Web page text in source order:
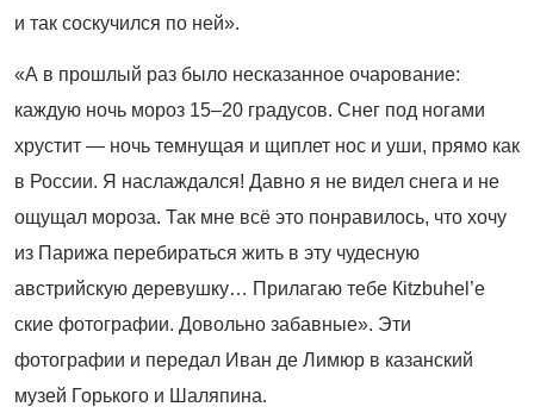
и так соскучился по ней».
«А в прошлый раз было несказанное очарование:
каждую ночь мороз 15–20 градусов. Снег под ногами
хрустит — ночь темнущая и щиплет нос и уши, прямо как
в России. Я наслаждался! Давно я не видел снега и не
ощущал мороза. Так мне всё это понравилось, что хочу
из Парижа перебираться жить в эту чудесную
австрийскую деревушку… Прилагаю тебе Кitzbuhel’е
ские фотографии. Довольно забавные». Эти
фотографии и передал Иван де Лимюр в казанский
музей Горького и Шаляпина.